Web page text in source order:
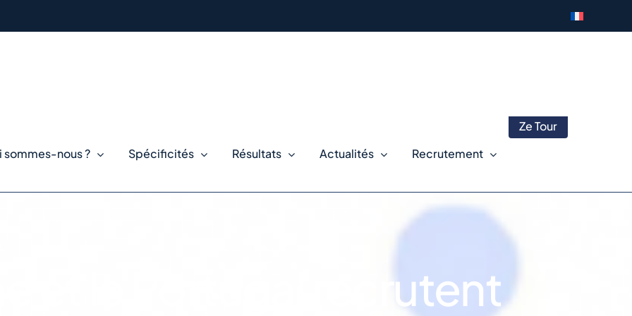
sommes-nous ? Spécificités Résultats Actualités Recrutement
Ze Tour
et le Portugal recrutent